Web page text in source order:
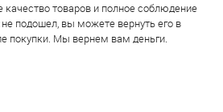
товаров и полное соблюдение
подошел, вы можете вернуть его в
покупки. Мы вернем вам деньги.